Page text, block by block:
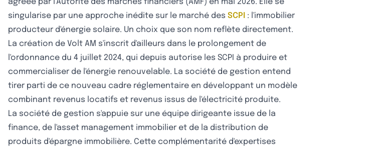
agréée par l'Autorité des marchés financiers (AMF) en mai 2026. Elle se
singularise par une approche inédite sur le marché des SCPI : l'immobilier
producteur d'énergie solaire. Un choix que son nom reflète directement.
La création de Volt AM s'inscrit d'ailleurs dans le prolongement de
l'ordonnance du 4 juillet 2024, qui depuis autorise les SCPI à produire et
commercialiser de l'énergie renouvelable. La société de gestion entend
tirer parti de ce nouveau cadre réglementaire en développant un modèle
combinant revenus locatifs et revenus issus de l'électricité produite.
La société de gestion s'appuie sur une équipe dirigeante issue de la
finance, de l'asset management immobilier et de la distribution de
produits d'épargne immobilière. Cette complémentarité d'expertises